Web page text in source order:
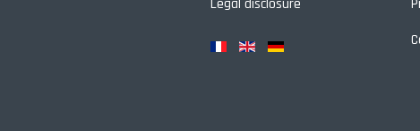
Legal disclosure